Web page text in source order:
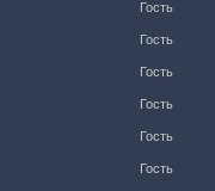
Гость
Гость
Гость
Гость
Гость
Гость